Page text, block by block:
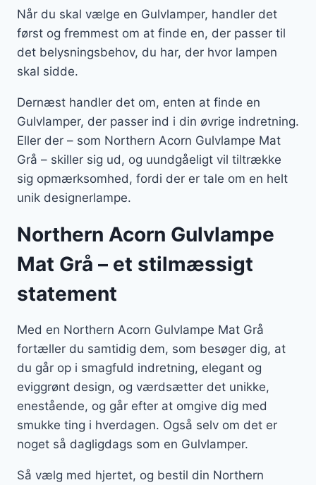
Når du skal vælge en Gulvlamper, handler det
først og fremmest om at finde en, der passer til
det belysningsbehov, du har, der hvor lampen
skal sidde.
Dernæst handler det om, enten at finde en
Gulvlamper, der passer ind i din øvrige indretning.
Eller der – som Northern Acorn Gulvlampe Mat
Grå – skiller sig ud, og uundgåeligt vil tiltrække
sig opmærksomhed, fordi der er tale om en helt
unik designerlampe.
Northern Acorn Gulvlampe
Mat Grå – et stilmæssigt
statement
Med en Northern Acorn Gulvlampe Mat Grå
fortæller du samtidig dem, som besøger dig, at
du går op i smagfuld indretning, elegant og
eviggrønt design, og værdsætter det unikke,
enestående, og går efter at omgive dig med
smukke ting i hverdagen. Også selv om det er
noget så dagligdags som en Gulvlamper.
Så vælg med hjertet, og bestil din Northern